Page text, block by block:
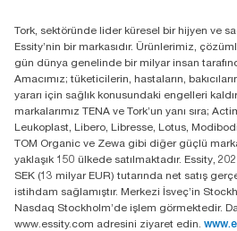
Essity Turkey Hijyen Ürünleri
Anonim Şirketi Kuriş Kule İş
D-100 Güney Yan Yol Cad. No 2
K:9 34953 Kartal / Istanbul /
Tork, sektöründe lider küresel bir hijyen ve
Essity’nin bir markasıdır. Ürünlerimiz,
gün dünya genelinde bir milyar insan
Amacımız; tüketicilerin, hastaların,
yararı için sağlık konusundaki engelleri
markalarımız TENA ve Tork’un yanı sıra;
Leukoplast, Libero, Libresse, Lotus,
TOM Organic ve Zewa gibi diğer güçlü
yaklaşık 150 ülkede satılmaktadır. Essity,
SEK (13 milyar EUR) tutarında net satış
istihdam sağlamıştır. Merkezi İsveç’in
Nasdaq Stockholm’de işlem görmektedir.
www.essity.com adresini ziyaret edin.